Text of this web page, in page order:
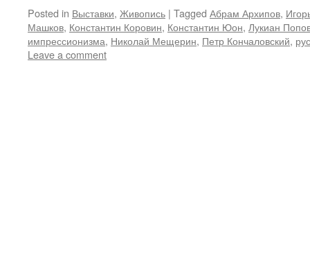
Posted in Выставки, Живопись | Tagged Абрам Архипов,
Машков, Константин Коровин, Константин Юон, Лукиан
импрессионизма, Николай Мещерин, Петр Кончаловский,
Leave a comment